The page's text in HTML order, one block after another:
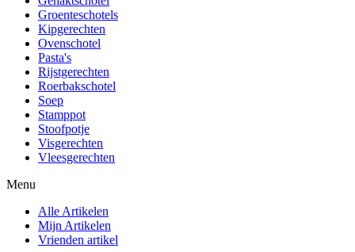
Groenteschotels
Kipgerechten
Ovenschotel
Pasta's
Rijstgerechten
Roerbakschotel
Soep
Stamppot
Stoofpotje
Visgerechten
Vleesgerechten
Menu
Alle Artikelen
Mijn Artikelen
Vrienden artikel